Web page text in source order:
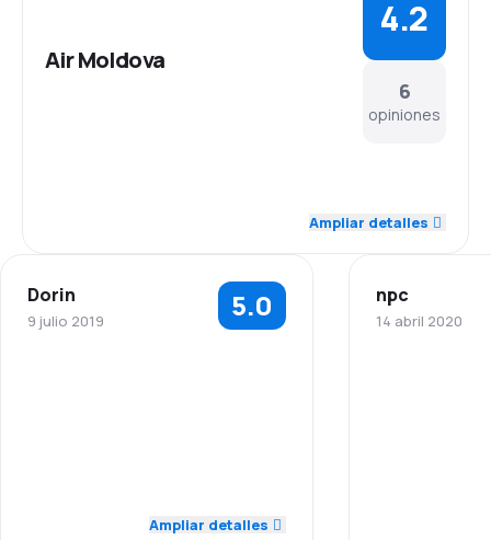
Air Moldova
6
opiniones
4.2
Red de conexiones
Ampliar detalles
Dorin
9 julio 2019 5.0
Ampliar detalles
npc
14 abril 2020